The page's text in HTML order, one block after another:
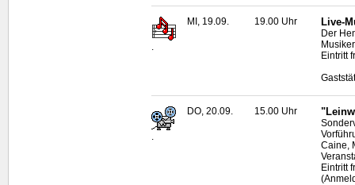
.
MI, 19.09. 19.00 Uhr Live-
Der
Eintritt
.
DO, 20.09. 15.00 Uhr
Caine,
Eintritt